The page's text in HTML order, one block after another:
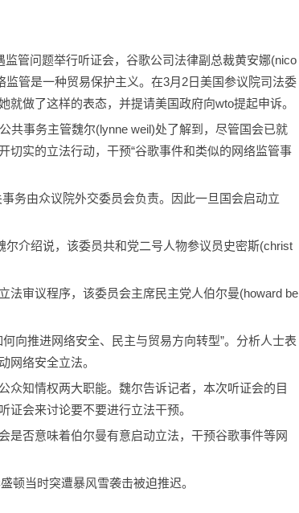
管问题举行听证会，谷歌公司法律副总裁黄安娜(nico
管是一种贸易保护主义。在3月2日美国参议院司法委
做了这样的表态，并提请美国政府向wto提起申诉。
共事务主管魏尔(lynne weil)处了解到，尽管国会已就
切实的立法行动，干预“谷歌事件和类似的网络监管事
务由众议院外交委员会负责。因此一旦国会启动立
尔介绍说，该委员共和党二号人物参议员史密斯(christ
法审议程序，该委员会主席民主党人伯尔曼(howard be
向推进网络安全、民主与贸易方向转型”。分析人士表
网络安全立法。
众知情权两大职能。魏尔告诉记者，本次听证会的目
证会来讨论要不要进行立法干预。
是否意味着伯尔曼有意启动立法，干预谷歌事件等网
顿当时突遭暴风雪袭击被迫推迟。